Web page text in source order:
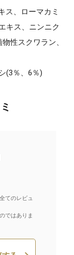
ス、ローマカミ
キス、ニンニク
性スクワラン、
(3％、6％)
てのレビュ
ではありま